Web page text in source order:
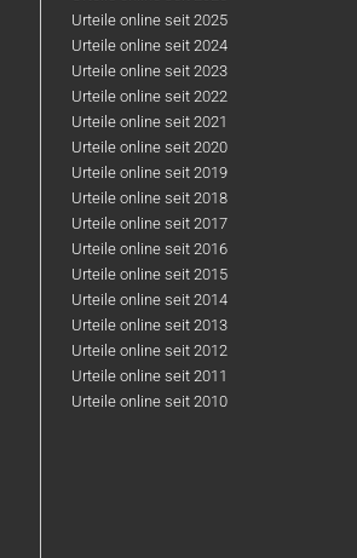
Urteile online seit 2025
Urteile online seit 2024
Urteile online seit 2023
Urteile online seit 2022
Urteile online seit 2021
Urteile online seit 2020
Urteile online seit 2019
Urteile online seit 2018
Urteile online seit 2017
Urteile online seit 2016
Urteile online seit 2015
Urteile online seit 2014
Urteile online seit 2013
Urteile online seit 2012
Urteile online seit 2011
Urteile online seit 2010